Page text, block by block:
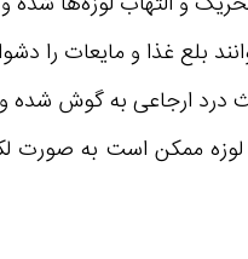
بلع غذا و مایعات را
درد ارجاعی به گوش
ممکن است به صورت